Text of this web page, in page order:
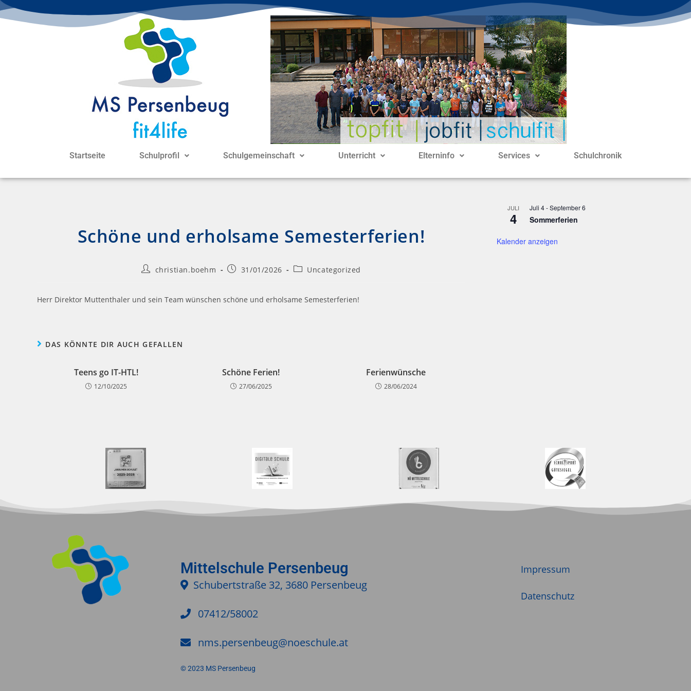
Startseite Schulprofil Schulgemeinschaft Unterricht Elterninfo Services Schulchronik
Schöne und erholsame Semesterferien!
christian.boehm 31/01/2026 Uncategorized
Herr Direktor Muttenthaler und sein Team wünschen schöne und erholsame Semesterferien!
DAS KÖNNTE DIR AUCH GEFALLEN
Teens go IT-HTL!
12/10/2025
Schöne Ferien!
27/06/2025
Ferienwünsche
28/06/2024
JULI
4
Juli 4-September 6
Sommerferien
Kalender anzeigen
Mittelschule Persenbeug
Schubertstraße 32, 3680 Persenbeug
07412/58002
nms.persenbeug@noeschule.at
© 2023 MS Persenbeug
Impressum
Datenschutz